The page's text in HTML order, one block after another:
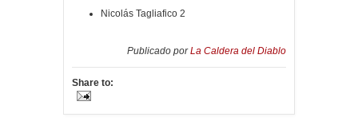
Nicolás Tagliafico 2
Publicado porLa Caldera del Diablo
Share to: